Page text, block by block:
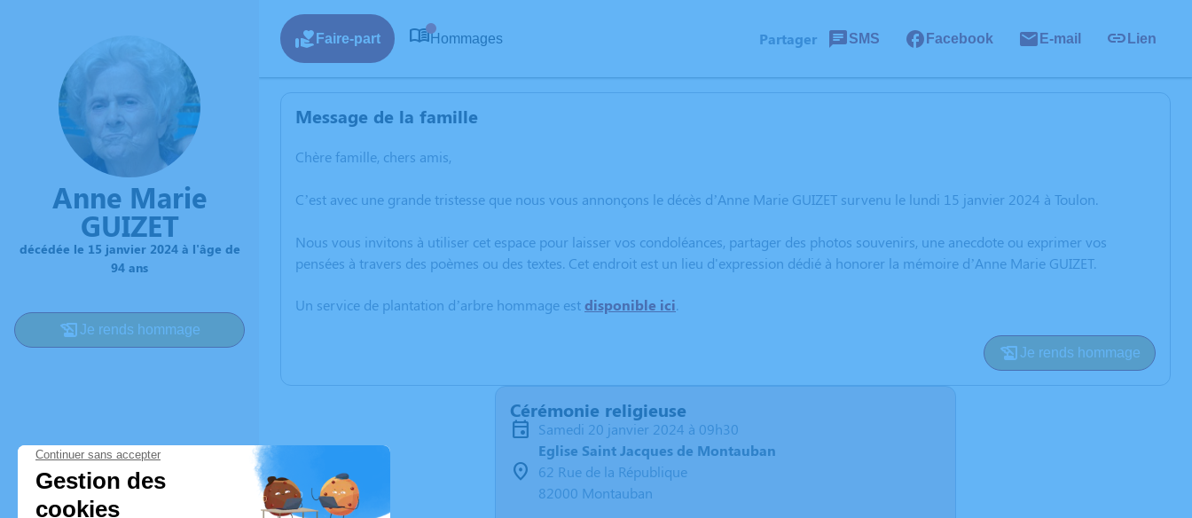
Anne Marie
GUIZET
décédée le 15 janvier 2024 à l'âge de
94 ans
Je rends hommage
Faire-part Hommages Partager SMS Facebook E-mail Lien
Message de la famille
Chère famille, chers amis,
C’est avec une grande tristesse que nous vous annonçons le décès d’Anne Marie GUIZET survenu le lundi 15 janvier 2024 à Toulon.
Nous vous invitons à utiliser cet espace pour laisser vos condoléances, partager des photos souvenirs, une anecdote ou exprimer vos
pensées à travers des poèmes ou des textes. Cet endroit est un lieu d'expression dédié à honorer la mémoire d’Anne Marie GUIZET.
Un service de plantation d’arbre hommage estdisponible ici.
Je rends hommage
Cérémonie religieuse
samedi 20 janvier 2024 à 09h30
Eglise Saint Jacques de Montauban
62 Rue de la République
82000 Montauban